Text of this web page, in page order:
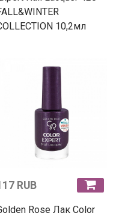
10,2мл
RUB
Rose Лак Color